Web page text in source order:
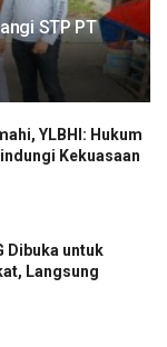
STP PT
YLBHI: Hukum
Kekuasaan
Dibuka untuk
Langsung